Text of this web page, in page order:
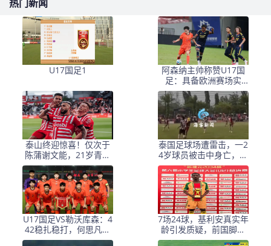
热门新闻
U17国足1
阿森纳主帅称赞U17国
足：具备欧洲赛场实
力，两位球员特别突出
泰山终迎惊喜！仅次于
陈蒲谢文能，21岁青妖
崛起，未来国足新锋
线！
泰国足球场遭雷击，一2
4岁球员被击中身亡，身
边多人倒地，至少9人受
伤，警方介入调查
U17国足VS勒沃库森：4
42稳扎稳打，何思凡邝
兆镭领衔，赵松源冲锋
7场24球，基利安真实年
龄引发质疑，前国脚毛
剑卿称造假很正常